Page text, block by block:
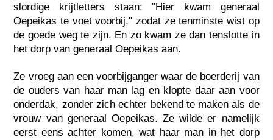
slordige krijtletters staan: "Hier kwam generaal
Oepeikas te voet voorbij," zodat ze tenminste wist op
de goede weg te zijn. En zo kwam ze dan tenslotte in
het dorp van generaal Oepeikas aan.
Ze vroeg aan een voorbijganger waar de boerderij van
de ouders van haar man lag en klopte daar aan voor
onderdak, zonder zich echter bekend te maken als de
vrouw van generaal Oepeikas. Ze wilde er namelijk
eerst eens achter komen, wat haar man in het dorp